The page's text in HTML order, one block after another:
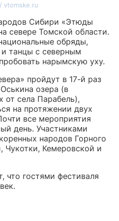
vtomske.ru
Сибири «Этюды
севере Томской области.
обряды,
и танцы с северным
нарымскую уху.
пройдут в 17-й раз
озера (в
от села Парабель),
на протяжении двух
все мероприятия
день. Участниками
народов Горного
Чукотки, Кемеровской и
что гостями фестиваля